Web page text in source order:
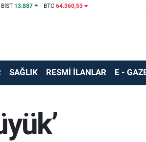
BİST 13.887 BTC 64.360,53
SAĞLIK RESMİ İLANLAR E -